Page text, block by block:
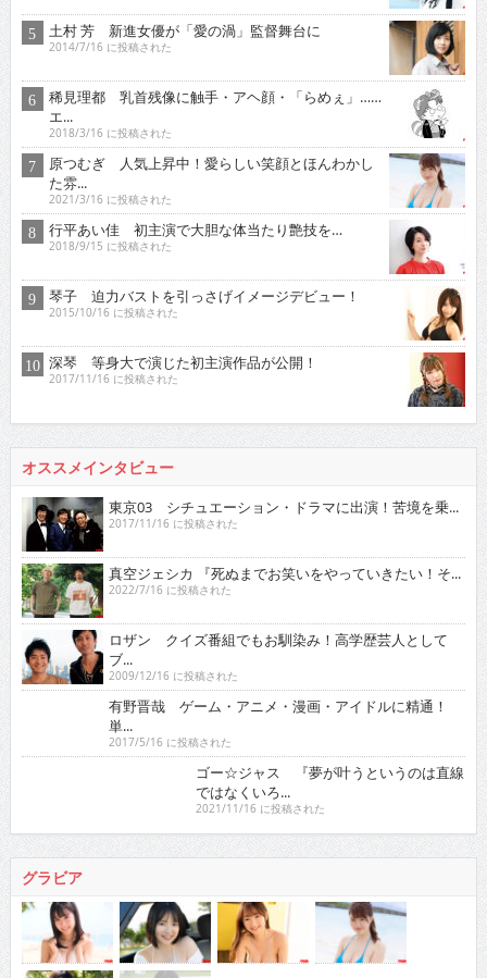
土村 芳 新進女優が「愛の渦」監督舞台に
2014/7/16 に投稿された
稀見理都 乳首残像に触手・アヘ顔・「らめぇ」……
エ...
2018/3/16 に投稿された
原つむぎ 人気上昇中！愛らしい笑顔とほんわかし
た雰...
2021/3/16 に投稿された
行平あい佳 初主演で大胆な体当たり艶技を…
2018/9/15 に投稿された
琴子 迫力バストを引っさげイメージデビュー！
2015/10/16 に投稿された
深琴 等身大で演じた初主演作品が公開！
2017/11/16 に投稿された
オススメインタビュー
東京03 シチュエーション・ドラマに出演！苦境を乗...
2017/11/16 に投稿された
真空ジェシカ 『死ぬまでお笑いをやっていきたい！そ...
2022/7/16 に投稿された
ロザン クイズ番組でもお馴染み！高学歴芸人として
ブ...
2009/12/16 に投稿された
有野晋哉 ゲーム・アニメ・漫画・アイドルに精通！
単...
2017/5/16 に投稿された
ゴー☆ジャス 『夢が叶うというのは直線ではなくい
2021/11/16 に投稿された
グラビア